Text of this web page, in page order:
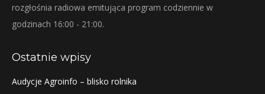
rozgłośnia radiowa emitująca program codziennie w
godzinach 16:00 - 21:00.
Ostatnie wpisy
Audycje Agroinfo – blisko rolnika